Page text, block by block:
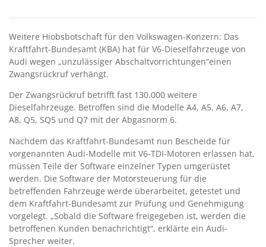
Weitere Hiobsbotschaft für den Volkswagen-Konzern: Das
Kraftfahrt-Bundesamt (KBA) hat für V6-Dieselfahrzeuge von
Audi wegen „unzulässiger Abschaltvorrichtungen“einen
Zwangsrückruf verhängt.
Der Zwangsrückruf betrifft fast 130.000 weitere
Dieselfahrzeuge. Betroffen sind die Modelle A4, A5, A6, A7,
A8, Q5, SQ5 und Q7 mit der Abgasnorm 6.
Nachdem das Kraftfahrt-Bundesamt nun Bescheide für
vorgenannten Audi-Modelle mit V6-TDI-Motoren erlassen hat,
müssen Teile der Software einzelner Typen umgerüstet
werden. Die Software der Motorsteuerung für die
betreffenden Fahrzeuge werde überarbeitet, getestet und
dem Kraftfahrt-Bundesamt zur Prüfung und Genehmigung
vorgelegt. „Sobald die Software freigegeben ist, werden die
betroffenen Kunden benachrichtigt“, erklärte ein Audi-
Sprecher weiter.